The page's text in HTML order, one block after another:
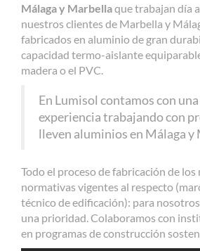
Málaga y Marbellaque trabajan día
nuestros clientes de Marbella y
fabricados en aluminio de gran
capacidad termo-aislante
madera o el PVC.
En Lumisol contamos con
experiencia trabajando con
lleven aluminios en Málaga y
Todo el proceso de fabricación de los
normativas vigentes al respecto
técnico de edificación): para
una prioridad. Colaboramos con
en programas de construcción